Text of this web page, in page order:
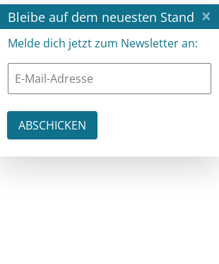
Bleibe auf dem neuesten Stand ×
Melde dich jetzt zum Newsletter an: